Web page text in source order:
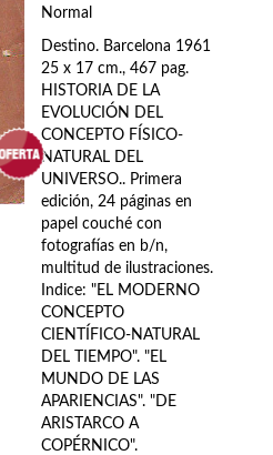
Normal
Destino. Barcelona 1961
25 x 17 cm., 467 pag.
HISTORIA DE LA
EVOLUCIÓN DEL
CONCEPTO FÍSICO-
NATURAL DEL
UNIVERSO.. Primera
edición, 24 páginas en
papel couché con
fotografías en b/n,
multitud de ilustraciones.
Indice: "EL MODERNO
CONCEPTO
CIENTÍFICO-NATURAL
DEL TIEMPO". "EL
MUNDO DE LAS
APARIENCIAS". "DE
ARISTARCO A
COPÉRNICO".